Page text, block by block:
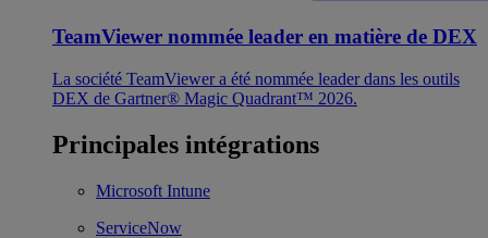
TeamViewer nommée leader en matière de DEX
La société TeamViewer a été nommée leader dans les outils
DEX de Gartner® Magic Quadrant™ 2026.
Principales intégrations
Microsoft Intune
ServiceNow